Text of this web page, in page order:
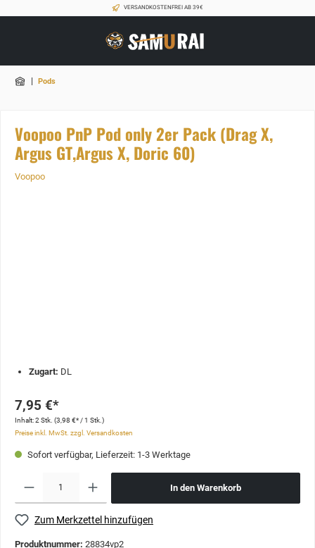
VERSANDKOSTENFREI AB 39€
| Pods
Voopoo PnP Pod only 2er Pack (Drag X,
Argus GT,Argus X, Doric 60)
Voopoo
Zugart: DL
7,95 €*
Inhalt:2 Stk. (3,98 €* / 1 Stk.)
Preise inkl. MwSt. zzgl. Versandkosten
Sofort verfügbar, Lieferzeit: 1-3 Werktage
In den Warenkorb
Zum Merkzettel hinzufügen
Produktnummer: 28834vp2